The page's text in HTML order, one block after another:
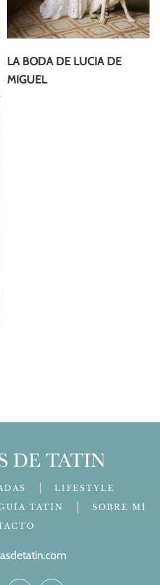
LA BODA DE LUCIA DE
MIGUEL
LIFESTYLE
TATÍN
SOBRE MÍ